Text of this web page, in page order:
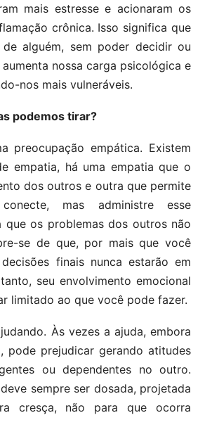
mais estresse e acionaram os
crônica. Isso significa que
alguém, sem poder decidir ou
nossa carga psicológica e
nos mais vulneráveis.
podemos tirar?
preocupação empática. Existem
empatia, há uma empatia que o
dos outros e outra que permite
mas administre esse
que os problemas dos outros não
se de que, por mais que você
finais nunca estarão em
seu envolvimento emocional
limitado ao que você pode fazer.
Às vezes a ajuda, embora
pode prejudicar gerando atitudes
ou dependentes no outro.
sempre ser dosada, projetada
cresça, não para que ocorra